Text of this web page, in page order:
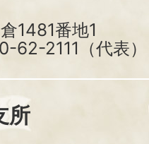
1481番地1
62-2111（代表）
所